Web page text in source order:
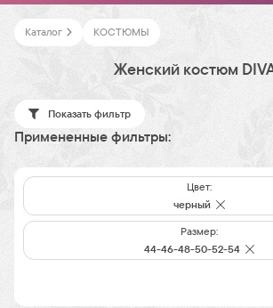
Каталог КОСТЮМЫ
Женский костюм
Показать фильтр
Примененные фильтры:
Цвет:
черный
Размер:
44-46-48-50-52-54